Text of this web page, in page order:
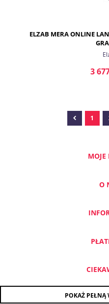
ELZAB MERA ONLINE
3
1
MOJE
O
POKAŻ PEŁNĄ